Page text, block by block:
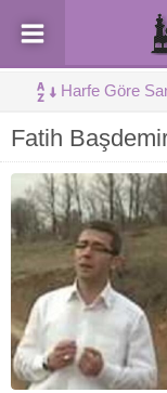
Harfe Göre
Fatih